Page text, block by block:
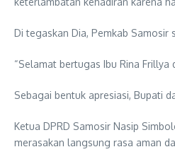
Di tegaskan Dia, Pemkab
“Selamat bertugas Ibu Rina
Sebagai bentuk apresiasi, Bupati
Ketua DPRD Samosir Nasip
merasakan langsung rasa aman